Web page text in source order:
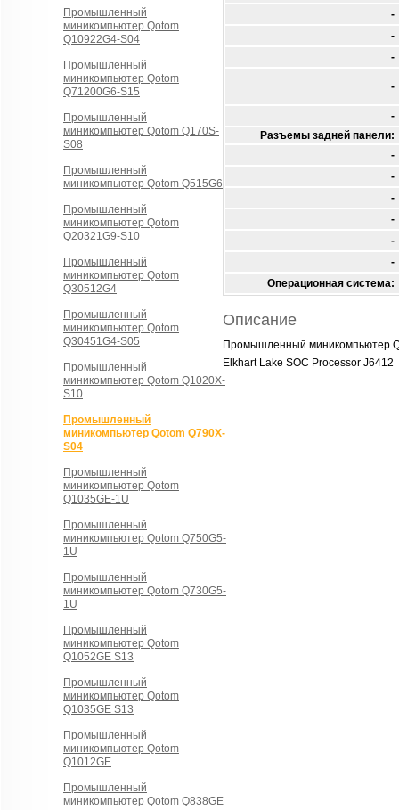
Промышленный
миникомпьютер Qotom
Q10922G4-S04
Промышленный
миникомпьютер Qotom
Q71200G6-S15
Промышленный
миникомпьютер Qotom Q170S-
S08
Промышленный
миникомпьютер Qotom Q515G6
Промышленный
миникомпьютер Qotom
Q20321G9-S10
Промышленный
миникомпьютер Qotom
Q30512G4
Промышленный
миникомпьютер Qotom
Q30451G4-S05
Промышленный
миникомпьютер Qotom Q1020X-
S10
Промышленный
миникомпьютер Qotom Q790X-
S04
Промышленный
миникомпьютер Qotom
Q1035GE-1U
Промышленный
миникомпьютер Qotom Q750G5-
1U
Промышленный
миникомпьютер Qotom Q730G5-
1U
Промышленный
миникомпьютер Qotom
Q1052GE S13
Промышленный
миникомпьютер Qotom
Q1035GE S13
Промышленный
миникомпьютер Qotom
Q1012GE
Промышленный
миникомпьютер Qotom Q838GE
-
-
-
-
-
Разъемы задней панели:
-
-
-
-
-
-
Операционная система:
Описание
Промышленный миникомпьютер
Elkhart Lake SOC Processor J6412